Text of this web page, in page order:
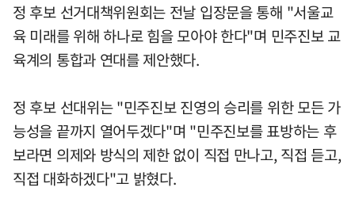
정 후보 선거대책위원회는 전날 입장문을 통해 "서울교
육 미래를 위해 하나로 힘을 모아야 한다"며 민주진보 교
육계의 통합과 연대를 제안했다.
정 후보 선대위는 "민주진보 진영의 승리를 위한 모든 가
능성을 끝까지 열어두겠다"며 "민주진보를 표방하는 후
보라면 의제와 방식의 제한 없이 직접 만나고, 직접 듣고,
직접 대화하겠다"고 밝혔다.